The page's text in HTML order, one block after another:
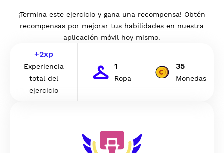
¡Termina este ejercicio y gana una recompensa! Obtén
recompensas por mejorar tus habilidades en nuestra
aplicación móvil hoy mismo.
+2xp
Experiencia
total del
ejercicio
1
Ropa
35
Monedas